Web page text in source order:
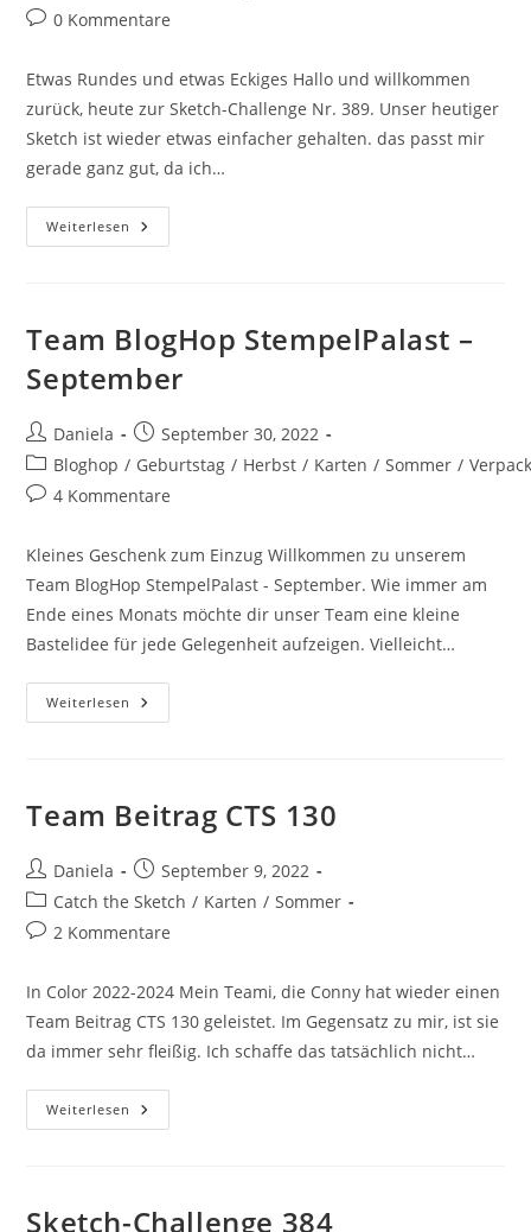
0 Kommentare
Etwas Rundes und etwas Eckiges Hallo und willkommen
zurück, heute zur Sketch-Challenge Nr. 389. Unser heutiger
Sketch ist wieder etwas einfacher gehalten. das passt mir
gerade ganz gut, da ich…
Weiterlesen
Team BlogHop StempelPalast –
September
Daniela
September 30, 2022
Bloghop / Geburtstag / Herbst / Karten / Sommer /
4 Kommentare
Kleines Geschenk zum Einzug Willkommen zu unserem
Team BlogHop StempelPalast - September. Wie immer am
Ende eines Monats möchte dir unser Team eine kleine
Bastelidee für jede Gelegenheit aufzeigen. Vielleicht…
Weiterlesen
Team Beitrag CTS 130
Daniela
September 9, 2022
Catch the Sketch / Karten / Sommer
2 Kommentare
In Color 2022-2024 Mein Teami, die Conny hat wieder einen
Team Beitrag CTS 130 geleistet. Im Gegensatz zu mir, ist sie
da immer sehr fleißig. Ich schaffe das tatsächlich nicht…
Weiterlesen
Sketch-Challenge 384